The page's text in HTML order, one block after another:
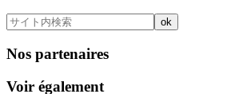
Nos partenaires
Voir également